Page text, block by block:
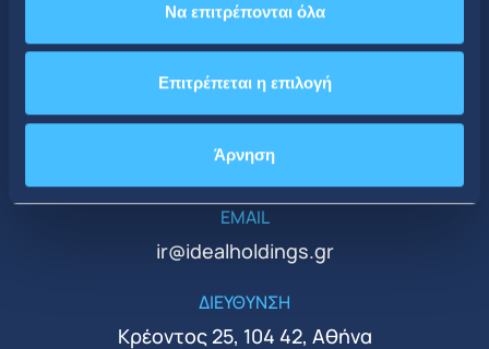
Να επιτρέπονται όλα
Επιτρέπεται η επιλογή
Άρνηση
CONTACT DETAILS
Κεντρικά Γραφεία
ΤΗΛΕΦΩΝΟ
+30 210 51 93 500
EMAIL
ir@idealholdings.gr
ΔΙΕΥΘΥΝΣΗ
Κρέοντος 25, 104 42, Αθήνα